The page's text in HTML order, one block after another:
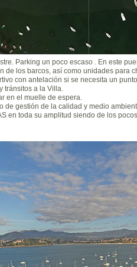
Parking un poco escaso . En este
de los barcos, así como unidades para
con antelación si se necesita un
tránsitos a la Villa.
en el muelle de espera.
de gestión de la calidad y medio
en toda su amplitud siendo de los